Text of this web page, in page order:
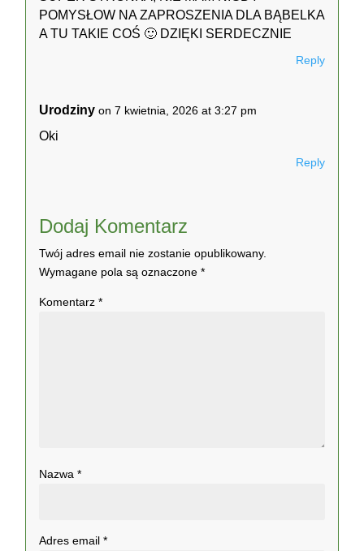
POMYSŁOW NA ZAPROSZENIA DLA BĄBELKA
A TU TAKIE COŚ 🙂 DZIĘKI SERDECZNIE
Reply
Urodziny on 7 kwietnia, 2026 at 3:27 pm
Oki
Reply
Dodaj Komentarz
Twój adres email nie zostanie opublikowany.
Wymagane pola są oznaczone*
Komentarz*
Nazwa*
Adres email*